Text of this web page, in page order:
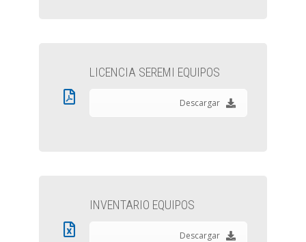
LICENCIA SEREMI EQUIPOS
Descargar
INVENTARIO EQUIPOS
Descargar